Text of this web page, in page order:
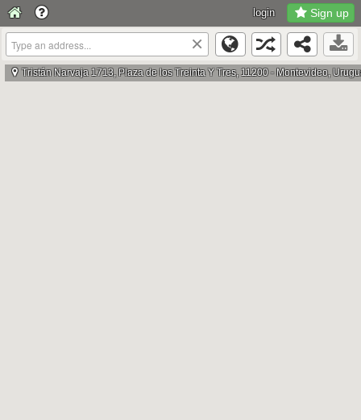
×
Tristán Narvaja 1713, Plaza de los Treinta Y Tres, 11200 - Montevideo,
login Sign up